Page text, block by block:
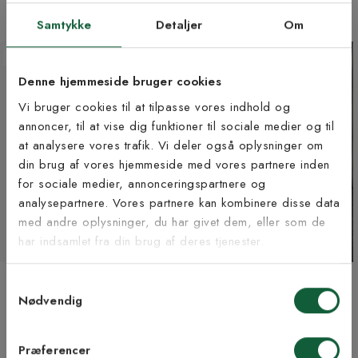
Samtykke Detaljer Om
Denne hjemmeside bruger cookies
Vi bruger cookies til at tilpasse vores indhold og
annoncer, til at vise dig funktioner til sociale medier og til
at analysere vores trafik. Vi deler også oplysninger om
din brug af vores hjemmeside med vores partnere inden
for sociale medier, annonceringspartnere og
analysepartnere. Vores partnere kan kombinere disse data
med andre oplysninger, du har givet dem, eller som de
har indsamlet fra din brug af deres tjenester.
Nødvendig
Præferencer
i gummi
Tilmeld dig vores
nyhedsbrev
Vær blandt de første til at modtage vores tilbud,
tips og nyheder.
Samtykke til Kilands vilkår